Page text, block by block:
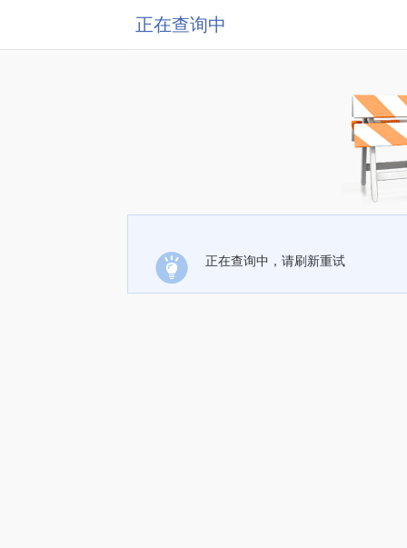
正在查询中
正在查询中，请刷新重试